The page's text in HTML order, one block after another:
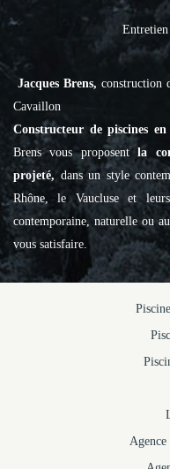
Jacques Brens, construction
Cavaillon
Constructeur de piscines
Brens vous proposentla
projeté, dans un style
Rhône, le Vaucluse et
contemporaine, naturelle ou
vous satisfaire.
Agence